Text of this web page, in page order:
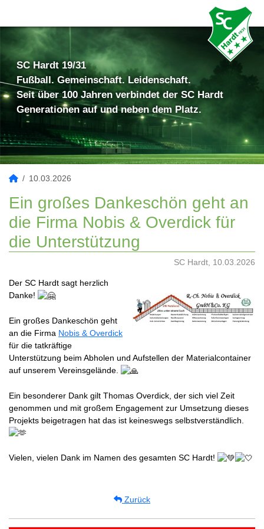
SC Hardt 19/31
Fußball. Gemeinschaft. Leidenschaft.
Seit über 100 Jahren verbindet der SC Hardt
Generationen auf und neben dem Platz.
10.03.2026
Ein großes Dankeschön geht an
die Firma Nobis & Overdick für
die Unterstützung
SC Hardt, 10.03.2026
Der SC Hardt sagt herzlich
Danke!
Ein großes Dankeschön geht
an die Firma Nobis & Overdick
für die tatkräftige
Unterstützung beim Abholen und Aufstellen der Materialcontainer
auf unserem Vereinsgelände.
Ein besonderer Dank gilt Thomas Overdick, der sich viel Zeit
genommen und mit großem Engagement zur Umsetzung dieses
Projekts beigetragen hat das ist keineswegs selbstverständlich.
Vielen, vielen Dank im Namen des gesamten SC Hardt!
Zurück